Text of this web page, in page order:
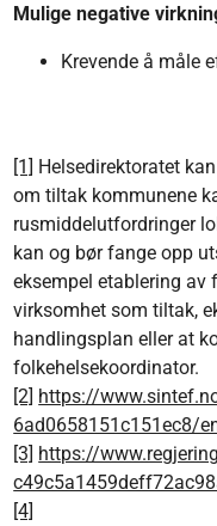
Mulige negative
Krevende å måle
[1] Helsedirektoratet
om tiltak kommunene
rusmiddelutfordringer
kan og bør fange opp
eksempel etablering av
virksomhet som tiltak,
handlingsplan eller at
folkehelsekoordinator.
[2] https://
6ad0658151c151ec8/
[3] https://
[4]